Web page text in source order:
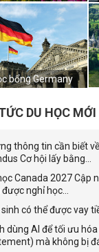
bổng Germany
DU HỌC
thông tin cần biết
Cơ hội lấy bằng...
Canada 2027 Cập
được nghỉ học...
sinh có thể được vay
dùng AI để tối ưu
mà không bị